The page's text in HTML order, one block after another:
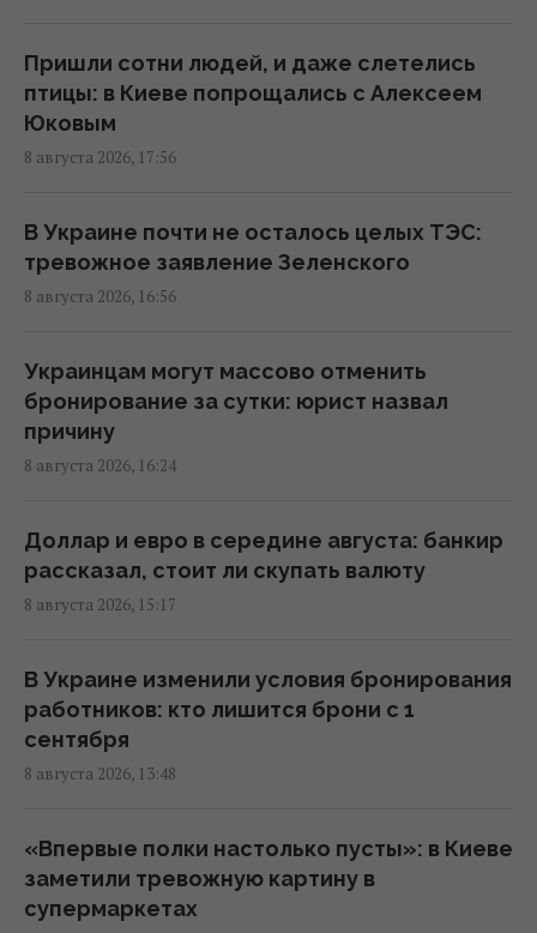
Зеленский: Украинская оборонка может
удвоить объемы производства, но есть
условие
Избрание судей МУС: что случилось с
кандидатом от Украины
Россия уничтожает украинское сельское
хозяйство и саму природу Украины, –
Forbes
Вучич заявил, что не видит путей для
скорейшего завершения войны в Украине
В Кировоградской области разбился
боевой вертолет: что известно
12:17 суббота, 08 августа 2026
Украина согласилась не нападать на
нероссийские танкеры с нефтью в Черном
море, - Bloomberg
Пришли сотни людей, и даже слетелись
птицы: в Киеве попрощались с Алексеем
Юковым
8 августа 2026, 17:56
В Украине почти не осталось целых ТЭС:
тревожное заявление Зеленского
8 августа 2026, 16:56
Украинцам могут массово отменить
бронирование за сутки: юрист назвал
причину
8 августа 2026, 16:24
Доллар и евро в середине августа: банкир
рассказал, стоит ли скупать валюту
8 августа 2026, 15:17
В Украине изменили условия бронирования
работников: кто лишится брони с 1
сентября
8 августа 2026, 13:48
«Впервые полки настолько пусты»: в Киеве
заметили тревожную картину в
супермаркетах